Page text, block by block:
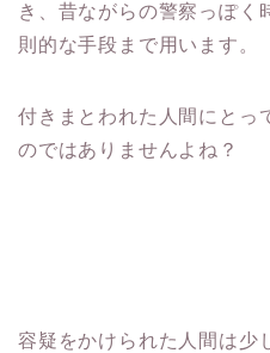
き、昔ながらの警察っぽく
則的な手段まで用います。
付きまとわれた人間にとっ
のではありませんよね？
容疑をかけられた人間は少